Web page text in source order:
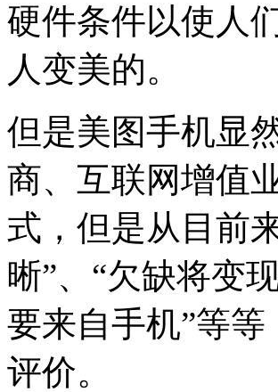
硬件条件以使人
人变美的。
但是美图手机显
商、互联网增值
式，但是从目前
晰”、“欠缺将变
要来自手机”等
评价。